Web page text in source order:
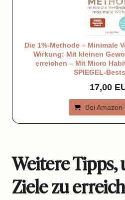
Die 1%-Methode – Minimale
Wirkung: Mit kleinen
erreichen – Mit Micro
SPIEGEL-
17,00
Bei Amazon
Weitere Tipps,
Ziele zu